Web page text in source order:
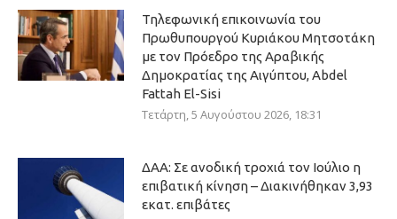
Τηλεφωνική επικοινωνία του
Πρωθυπουργού Κυριάκου Μητσοτάκη
με τον Πρόεδρο της Αραβικής
Δημοκρατίας της Αιγύπτου, Abdel
Fattah El-Sisi
Τετάρτη, 5 Αυγούστου 2026, 18:31
ΔΑΑ: Σε ανοδική τροχιά τον Ιούλιο η
επιβατική κίνηση – Διακινήθηκαν 3,93
εκατ. επιβάτες